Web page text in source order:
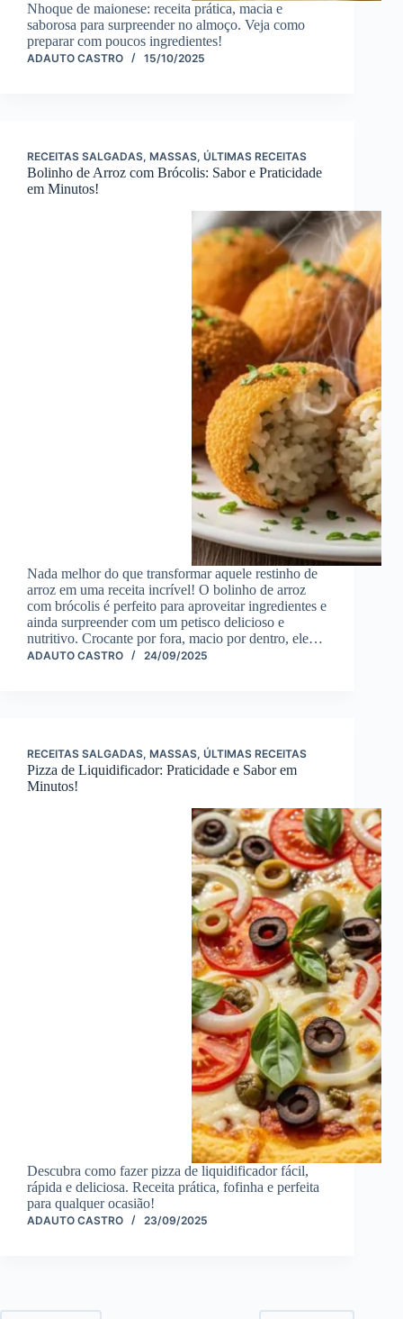
Nhoque de maionese: receita prática, macia e
saborosa para surpreender no almoço. Veja como
preparar com poucos ingredientes!
ADAUTO CASTRO 15/10/2025
RECEITAS SALGADAS, MASSAS, ÚLTIMAS RECEITAS
Bolinho de Arroz com Brócolis: Sabor e Praticidade
em Minutos!
Nada melhor do que transformar aquele restinho de
arroz em uma receita incrível! O bolinho de arroz
com brócolis é perfeito para aproveitar ingredientes e
ainda surpreender com um petisco delicioso e
nutritivo. Crocante por fora, macio por dentro, ele…
ADAUTO CASTRO 24/09/2025
RECEITAS SALGADAS, MASSAS, ÚLTIMAS RECEITAS
Pizza de Liquidificador: Praticidade e Sabor em
Minutos!
Descubra como fazer pizza de liquidificador fácil,
rápida e deliciosa. Receita prática, fofinha e perfeita
para qualquer ocasião!
ADAUTO CASTRO 23/09/2025